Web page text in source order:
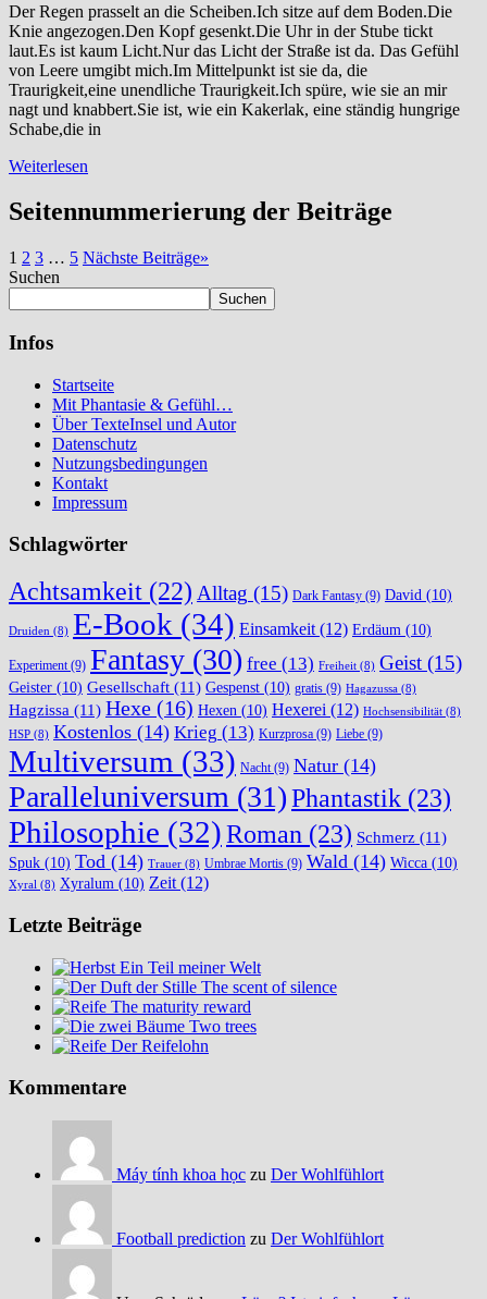
Der Regen prasselt an die Scheiben.Ich sitze auf dem Boden.Die
Knie angezogen.Den Kopf gesenkt.Die Uhr in der Stube tickt
laut.Es ist kaum Licht.Nur das Licht der Straße ist da. Das Gefühl
von Leere umgibt mich.Im Mittelpunkt ist sie da, die
Traurigkeit,eine unendliche Traurigkeit.Ich spüre, wie sie an mir
nagt und knabbert.Sie ist, wie ein Kakerlak, eine ständig hungrige
Schabe,die in
Weiterlesen
Seitennummerierung der Beiträge
1 2 3 … 5 Nächste Beiträge»
Suchen
Suchen
Infos
Startseite
Mit Phantasie & Gefühl…
Über TexteInsel und Autor
Datenschutz
Nutzungsbedingungen
Kontakt
Impressum
Schlagwörter
Achtsamkeit (22) Alltag (15) Dark Fantasy (9) David (10)
Druiden (8) E-Book (34) Einsamkeit (12) Erdäum (10)
Experiment(9) Fantasy (30) free (13) Freiheit (8) Geist (15)
Geister (10) Gesellschaft (11) Gespenst (10) gratis (9) Hagazussa (8)
Hagzissa (11) Hexe (16) Hexen (10) Hexerei (12) Hochsensibilität (8)
HSP (8) Kostenlos (14) Krieg (13) Kurzprosa (9) Liebe (9)
Multiversum (33) Nacht(9) Natur (14)
Paralleluniversum (31)Phantastik (23)
Philosophie (32)Roman (23) Schmerz (11)
Spuk (10) Tod (14) Trauer (8) Umbrae Mortis (9) Wald (14) Wicca (10)
Xyral (8) Xyralum (10) Zeit (12)
Letzte Beiträge
Ein Teil meiner Welt
The scent of silence
The maturity reward
Two trees
Der Reifelohn
Kommentare
Máy tính khoa học zu Der Wohlfühlort
Football prediction zu Der Wohlfühlort